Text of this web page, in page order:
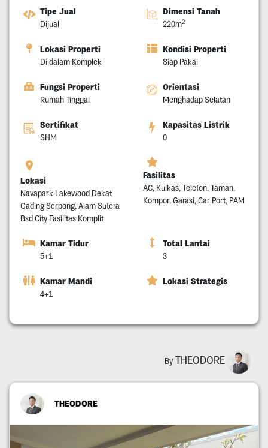
Tipe Jual
Dijual
Dimensi Tanah
220m2
Lokasi Properti
Di dalam Komplek
Kondisi Properti
Siap Pakai
Fungsi Properti
Rumah Tinggal
Orientasi
Menghadap Selatan
Sertifikat
SHM
Kapasitas Listrik
0
Lokasi
Navapark Lakewood Dekat
Gading Serpong, Alam Sutera
Bsd City Fasilitas Komplit
Fasilitas
AC, Kulkas, Telefon, Taman,
Kompor, Garasi, Car Port, PAM
Kamar Tidur
5+1
Total Lantai
3
Kamar Mandi
4+1
Lokasi Strategis
By THEODORE
THEODORE